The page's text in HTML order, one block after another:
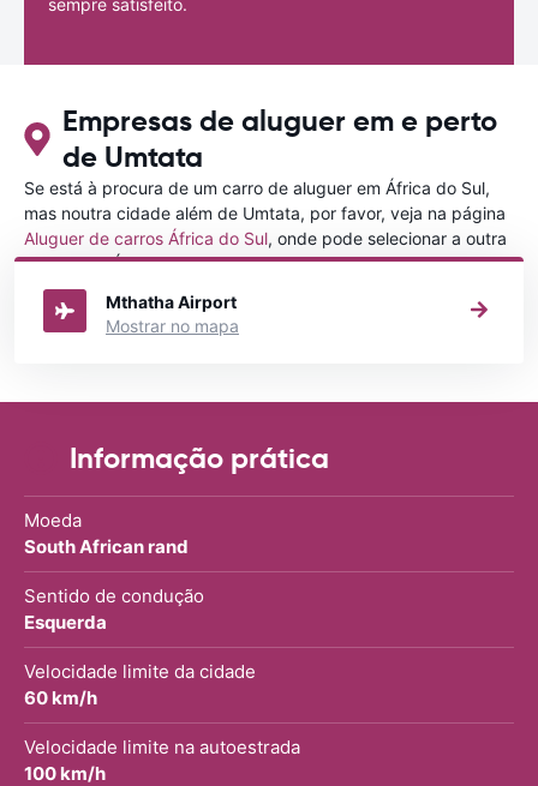
Empresas de aluguer em e perto
de Umtata
Se está à procura de um carro de aluguer em África do Sul,
mas noutra cidade além de Umtata, por favor, veja na página
Aluguer de carros África do Sul, onde pode selecionar a outra
cidade em África do Sul que gostaria de alugar um carro
Mthatha Airport
Mostrar no mapa
Informação prática
Moeda
South African rand
Sentido de condução
Esquerda
Velocidade limite da cidade
60 km/h
Velocidade limite na autoestrada
100 km/h